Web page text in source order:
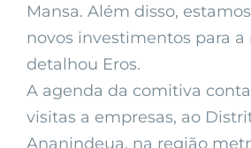
Mansa. Além disso,
novos investimentos para a
detalhou Eros.
A agenda da comitiva
visitas a empresas, ao
Ananindeua, na região